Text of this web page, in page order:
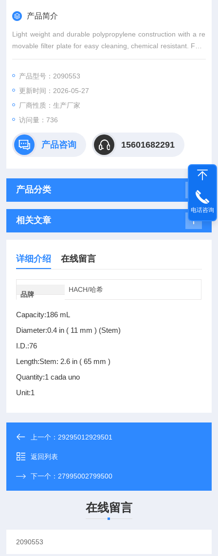
产品简介
Light weight and durable polypropylene construction with a re
movable filter plate for easy cleaning, chemical resistant. Fully
autoclavable. Stopper sold separay.
Inside Top Diamete
产品型号：2090553
更新时间：2026-05-27
厂商性质：生产厂家
访问量：736
产品咨询 15601682291
产品分类
相关文章
详细介绍 在线留言
品牌
HACH/哈希
Capacity:186 mL
Diameter:0.4 in ( 11 mm ) (Stem)
I.D.:76
Length:Stem: 2.6 in ( 65 mm )
Quantity:1 cada uno
Unit:1
上一个： 29295012929501
返回列表
下一个： 27995002799500
在线留言
电话咨询